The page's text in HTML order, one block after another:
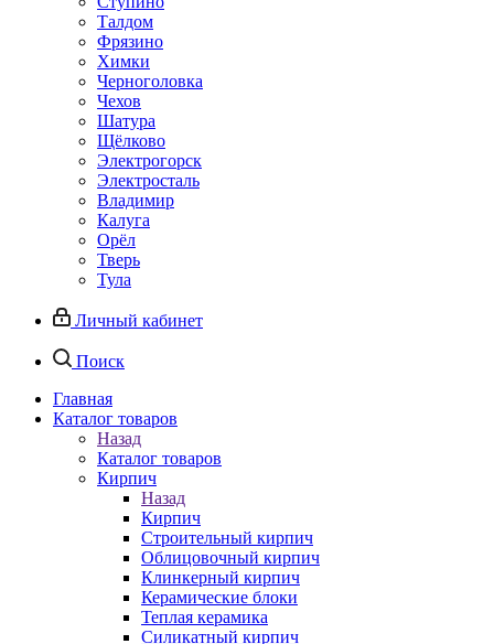
Талдом
Фрязино
Химки
Черноголовка
Чехов
Шатура
Щёлково
Электрогорск
Электросталь
Владимир
Калуга
Орёл
Тверь
Тула
Личный кабинет
Поиск
Главная
Каталог товаров
Назад
Каталог товаров
Кирпич
Назад
Кирпич
Строительный кирпич
Облицовочный кирпич
Клинкерный кирпич
Керамические блоки
Теплая керамика
Силикатный кирпич